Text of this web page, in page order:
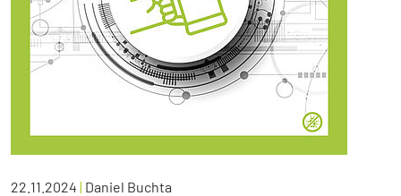
22.11.2024 | Daniel Buchta